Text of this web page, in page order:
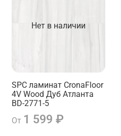
Нет в наличии
SPC ламинат CronaFloor
4V Wood Дуб Атланта
BD-2771-5
От 1 599 ₽